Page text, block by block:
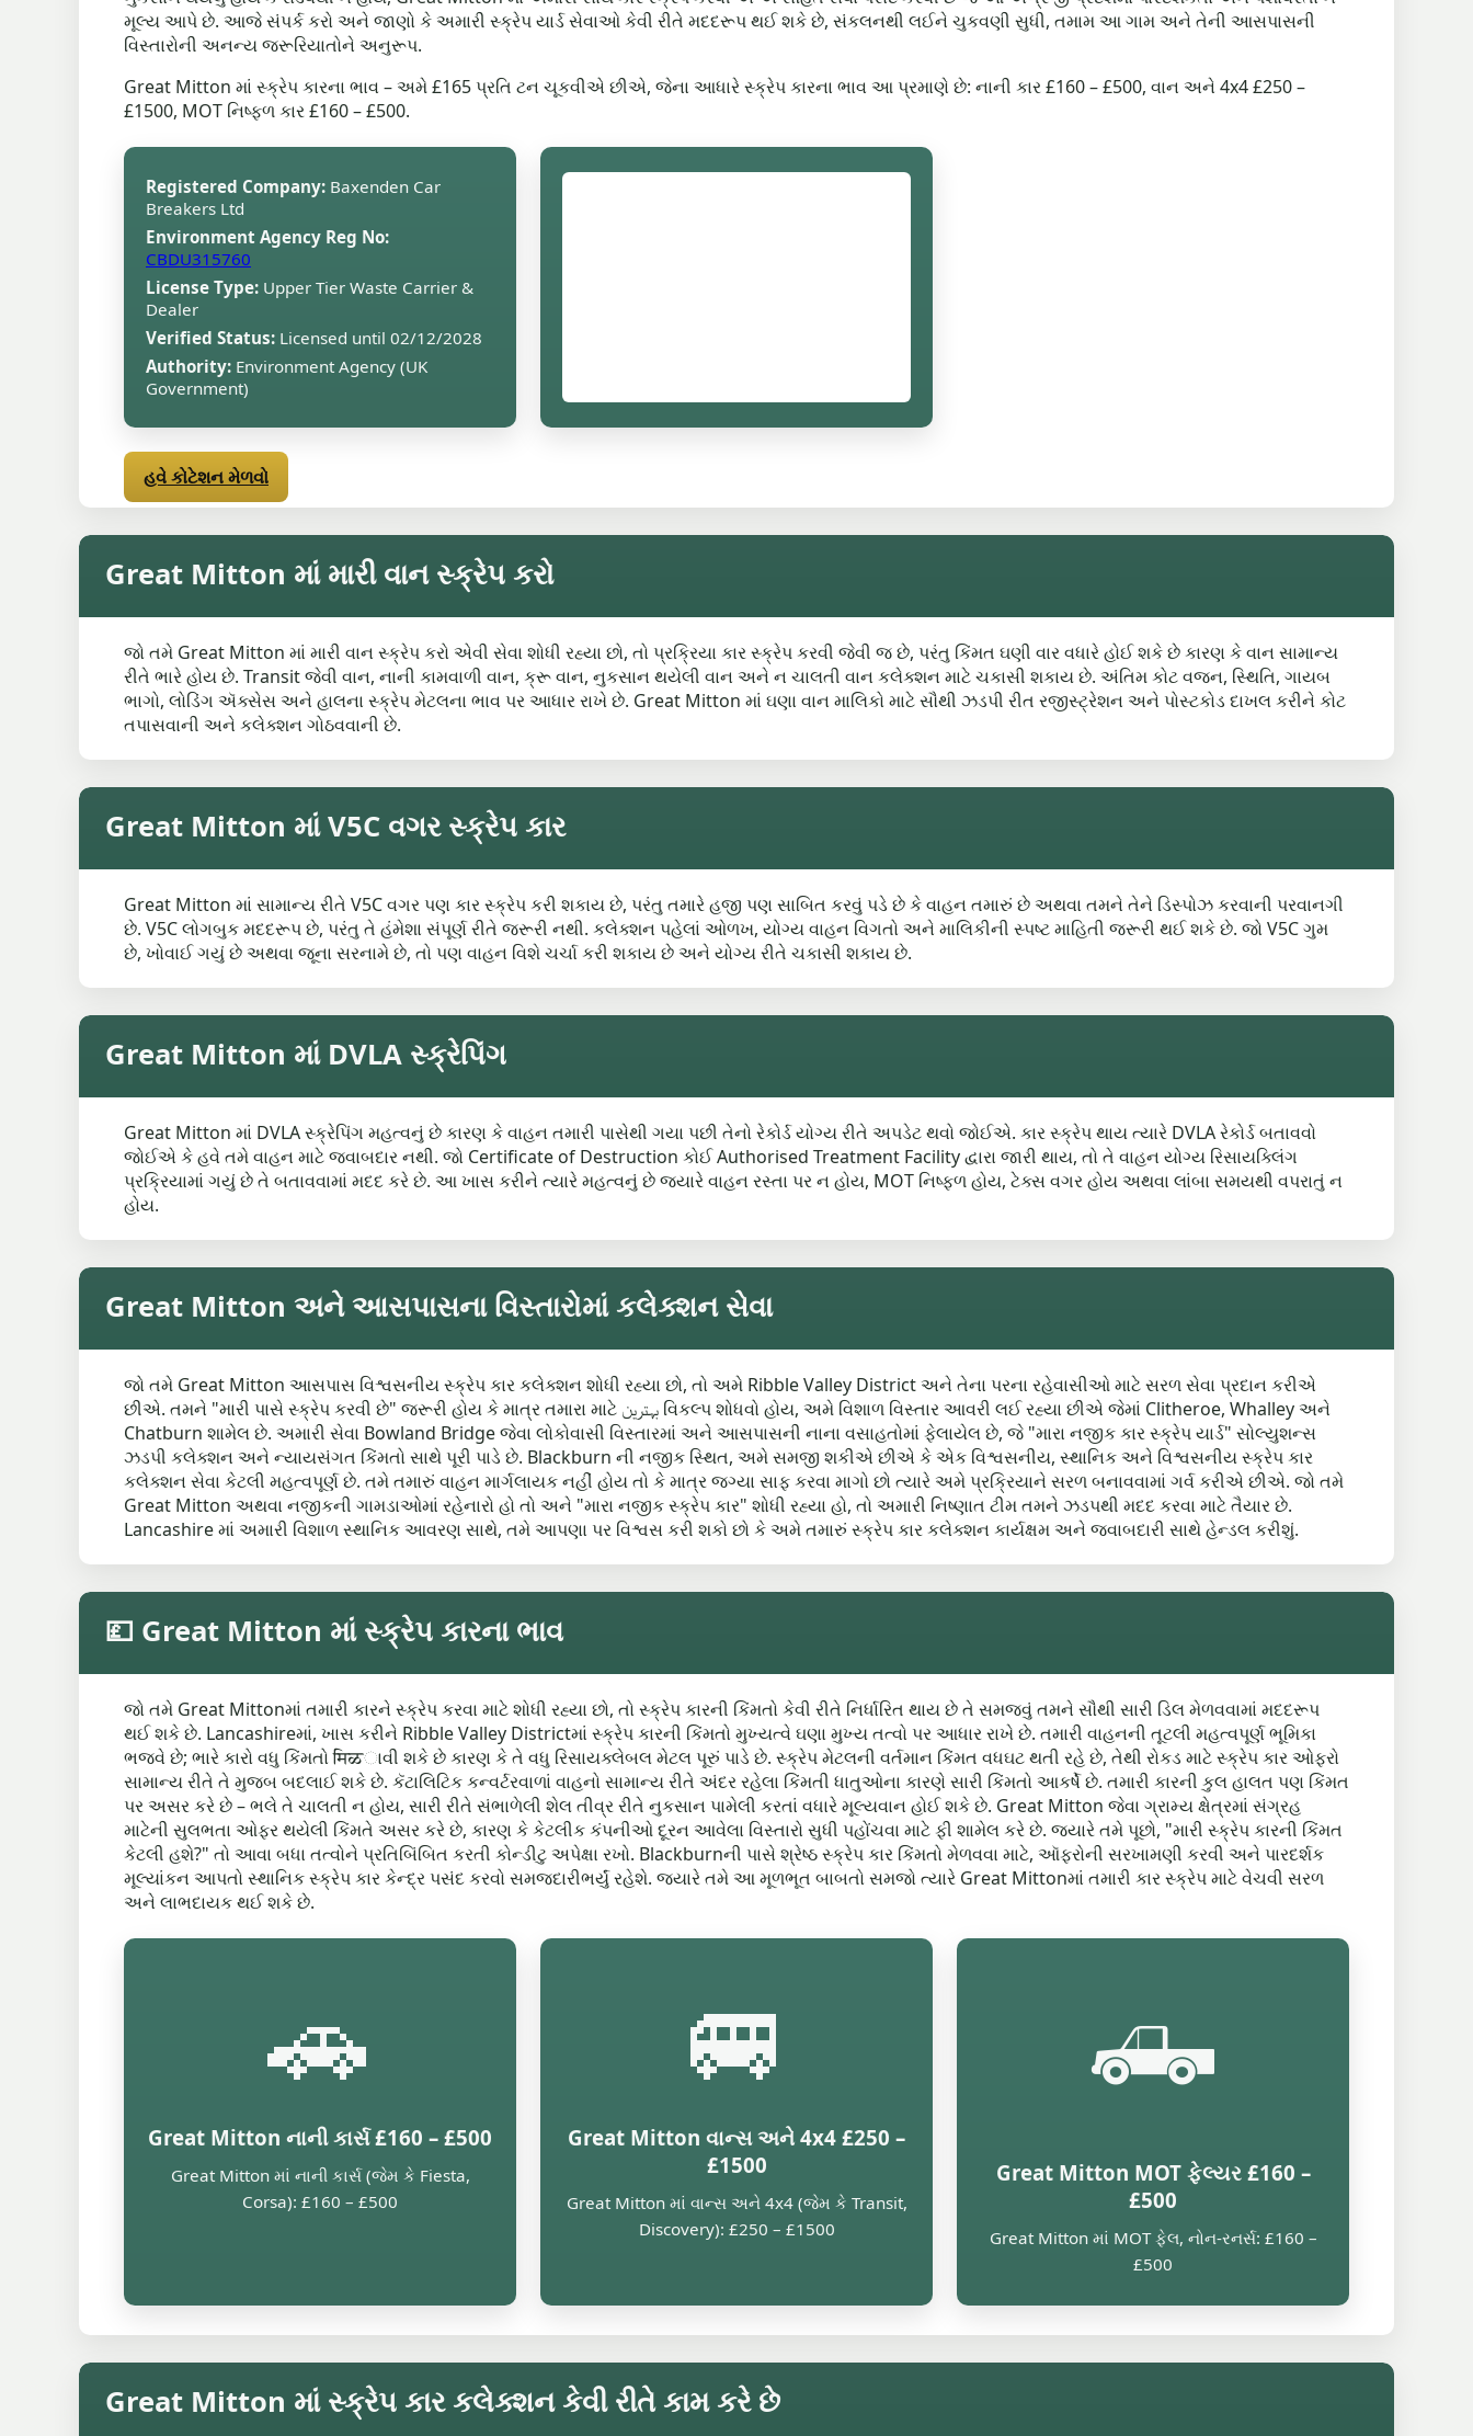
મૂલ્ય આપે છે. આજે સંપર્ક કરો અને જાણો કે અમારી સ્ક્રેપ યાર્ડ સેવાઓ કેવી રીતે મદદરૂપ થઈ શકે છે, સંકલનથી લઈને ચુકવણી સુધી, તમામ આ ગામ અને તેની આસપાસની
વિસ્તારોની અનન્ય જરૂરિયાતોને અનુરૂપ.
Great Mitton માં સ્ક્રેપ કારના ભાવ – અમે £165 પ્રતિ ટન ચૂકવીએ છીએ, જેના આધારે સ્ક્રેપ કારના ભાવ આ પ્રમાણે છે: નાની કાર £160 – £500, વાન અને 4x4 £250 –
£1500, MOT નિષ્ફળ કાર £160 – £500.
Registered Company: Baxenden Car
Breakers Ltd
Environment Agency Reg No:
CBDU315760
License Type: Upper Tier Waste Carrier &
Dealer
Verified Status: Licensed until 02/12/2028
Authority: Environment Agency (UK
Government)
હવે કોટેશન મેળવો
Great Mitton માં મારી વાન સ્ક્રેપ કરો
જો તમે Great Mitton માં મારી વાન સ્ક્રેપ કરો એવી સેવા શોધી રહ્યા છો, તો પ્રક્રિયા કાર સ્ક્રેપ કરવી જેવી જ છે, પરંતુ કિંમત ઘણી વાર વધારે હોઈ શકે છે કારણ કે વાન સામાન્ય
રીતે ભારે હોય છે. Transit જેવી વાન, નાની કામવાળી વાન, ક્રૂ વાન, નુકસાન થયેલી વાન અને ન ચાલતી વાન કલેક્શન માટે ચકાસી શકાય છે. અંતિમ કોટ વજન, સ્થિતિ, ગાયબ
ભાગો, લોડિંગ ઍક્સેસ અને હાલના સ્ક્રેપ મેટલના ભાવ પર આધાર રાખે છે. Great Mitton માં ઘણા વાન માલિકો માટે સૌથી ઝડપી રીત રજીસ્ટ્રેશન અને પોસ્ટકોડ દાખલ કરીને કોટ
તપાસવાની અને કલેક્શન ગોઠવવાની છે.
Great Mitton માં V5C વગર સ્ક્રેપ કાર
Great Mitton માં સામાન્ય રીતે V5C વગર પણ કાર સ્ક્રેપ કરી શકાય છે, પરંતુ તમારે હજી પણ સાબિત કરવું પડે છે કે વાહન તમારું છે અથવા તમને તેને ડિસ્પોઝ કરવાની પરવાનગી
છે. V5C લોગબુક મદદરૂપ છે, પરંતુ તે હંમેશા સંપૂર્ણ રીતે જરૂરી નથી. કલેક્શન પહેલાં ઓળખ, યોગ્ય વાહન વિગતો અને માલિકીની સ્પષ્ટ માહિતી જરૂરી થઈ શકે છે. જો V5C ગુમ
છે, ખોવાઈ ગયું છે અથવા જૂના સરનામે છે, તો પણ વાહન વિશે ચર્ચા કરી શકાય છે અને યોગ્ય રીતે ચકાસી શકાય છે.
Great Mitton માં DVLA સ્ક્રેપિંગ
Great Mitton માં DVLA સ્ક્રેપિંગ મહત્વનું છે કારણ કે વાહન તમારી પાસેથી ગયા પછી તેનો રેકોર્ડ યોગ્ય રીતે અપડેટ થવો જોઈએ. કાર સ્ક્રેપ થાય ત્યારે DVLA રેકોર્ડ બતાવવો
જોઈએ કે હવે તમે વાહન માટે જવાબદાર નથી. જો Certificate of Destruction કોઈ Authorised Treatment Facility દ્વારા જારી થાય, તો તે વાહન યોગ્ય રિસાયક્લિંગ
પ્રક્રિયામાં ગયું છે તે બતાવવામાં મદદ કરે છે. આ ખાસ કરીને ત્યારે મહત્વનું છે જ્યારે વાહન રસ્તા પર ન હોય, MOT નિષ્ફળ હોય, ટેક્સ વગર હોય અથવા લાંબા સમયથી વપરાતું ન
હોય.
Great Mitton અને આસપાસના વિસ્તારોમાં કલેક્શન સેવા
જો તમે Great Mitton આસપાસ વિશ્વસનીય સ્ક્રેપ કાર કલેક્શન શોધી રહ્યા છો, તો અમે Ribble Valley District અને તેના પરના રહેવાસીઓ માટે સરળ સેવા પ્રદાન કરીએ
છીએ. તમને "મારી પાસે સ્ક્રેપ કરવી છે" જરૂરી હોય કે માત્ર તમારા માટે بہترین વિકલ્પ શોધવો હોય, અમે વિશાળ વિસ્તાર આવરી લઈ રહ્યા છીએ જેમાં Clitheroe, Whalley અને
Chatburn શામેલ છે. અમારી સેવા Bowland Bridge જેવા લોકોવાસી વિસ્તારમાં અને આસપાસની નાના વસાહતોમાં ફેલાયેલ છે, જે "મારા નજીક કાર સ્ક્રેપ યાર્ડ" સોલ્યુશન્સ
ઝડપી કલેક્શન અને ન્યાયસંગત કિંમતો સાથે પૂરી પાડે છે. Blackburn ની નજીક સ્થિત, અમે સમજી શકીએ છીએ કે એક વિશ્વસનીય, સ્થાનિક અને વિશ્વસનીય સ્ક્રેપ કાર
કલેક્શન સેવા કેટલી મહત્વપૂર્ણ છે. તમે તમારું વાહન માર્ગલાયક નહીં હોય તો કે માત્ર જગ્યા સાફ કરવા માગો છો ત્યારે અમે પ્રક્રિયાને સરળ બનાવવામાં ગર્વ કરીએ છીએ. જો તમે
Great Mitton અથવા નજીકની ગામડાઓમાં રહેનારો હો તો અને "મારા નજીક સ્ક્રેપ કાર" શોધી રહ્યા હો, તો અમારી નિષ્ણાત ટીમ તમને ઝડપથી મદદ કરવા માટે તૈયાર છે.
Lancashire માં અમારી વિશાળ સ્થાનિક આવરણ સાથે, તમે આપણા પર વિશ્વસ કરી શકો છો કે અમે તમારું સ્ક્રેપ કાર કલેક્શન કાર્યક્ષમ અને જવાબદારી સાથે હેન્ડલ કરીશું.
💷 Great Mitton માં સ્ક્રેપ કારના ભાવ
જો તમે Great Mittonમાં તમારી કારને સ્ક્રેપ કરવા માટે શોધી રહ્યા છો, તો સ્ક્રેપ કારની કિંમતો કેવી રીતે નિર્ધારિત થાય છે તે સમજવું તમને સૌથી સારી ડિલ મેળવવામાં મદદરૂપ
થઈ શકે છે. Lancashireમાં, ખાસ કરીને Ribble Valley Districtમાં સ્ક્રેપ કારની કિંમતો મુખ્યત્વે ઘણા મુખ્ય તત્વો પર આધાર રાખે છે. તમારી વાહનની તૂટલી મહત્વપૂર્ણ ભૂમિકા
ભજવે છે; ભારે કારો વધુ કિંમતો मिळાવી શકે છે કારણ કે તે વધુ રિસાયક્લેબલ મેટલ પૂરું પાડે છે. સ્ક્રેપ મેટલની વર્તમાન કિંમત વધઘટ થતી રહે છે, તેથી રોકડ માટે સ્ક્રેપ કાર ઓફરો
સામાન્ય રીતે તે મુજબ બદલાઈ શકે છે. કૅટાલિટિક કન્વર્ટરવાળાં વાહનો સામાન્ય રીતે અંદર રહેલા કિંમતી ધાતુઓના કારણે સારી કિંમતો આકર્ષે છે. તમારી કારની કુલ હાલત પણ કિંમત
પર અસર કરે છે – ભલે તે ચાલતી ન હોય, સારી રીતે સંભાળેલી શેલ તીવ્ર રીતે નુકસાન પામેલી કરતાં વધારે મૂલ્યવાન હોઈ શકે છે. Great Mitton જેવા ગ્રામ્ય ક્ષેત્રમાં સંગ્રહ
માટેની સુલભતા ઓફર થયેલી કિંમતે અસર કરે છે, કારણ કે કેટલીક કંપનીઓ દૂરન આવેલા વિસ્તારો સુધી પહોંચવા માટે ફી શામેલ કરે છે. જ્યારે તમે પૂછો, "મારી સ્ક્રેપ કારની કિંમત
કેટલી હશે?" તો આવા બધા તત્વોને પ્રતિબિંબિત કરતી કોન્ડીટુ અપેક્ષા રખો. Blackburnની પાસે શ્રેષ્ઠ સ્ક્રેપ કાર કિંમતો મેળવવા માટે, ઑફરોની સરખામણી કરવી અને પારદર્શક
મૂલ્યાંકન આપતો સ્થાનિક સ્ક્રેપ કાર કેન્દ્ર પસંદ કરવો સમજદારીભર્યું રહેશે. જ્યારે તમે આ મૂળભૂત બાબતો સમજો ત્યારે Great Mittonમાં તમારી કાર સ્ક્રેપ માટે વેચવી સરળ
અને લાભદાયક થઈ શકે છે.
🚗
Great Mitton નાની કાર્સ £160 – £500
Great Mitton માં નાની કાર્સ (જેમ કે Fiesta,
Corsa): £160 – £500
🚐
Great Mitton વાન્સ અને 4x4 £250 –
£1500
Great Mitton માં વાન્સ અને 4x4 (જેમ કે Transit,
Discovery): £250 – £1500
🛻
Great Mitton MOT ફેલ્યર £160 –
£500
Great Mitton માં MOT ફેલ, નોન-રનર્સ: £160 –
£500
Great Mitton માં સ્ક્રેપ કાર કલેક્શન કેવી રીતે કામ કરે છે